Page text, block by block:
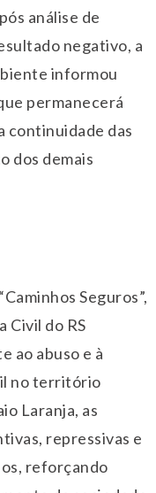
análise de
negativo, a
informou
permanecerá
continuidade das
dos demais
Seguros”,
Civil do RS
ao abuso e à
no território
Laranja, as
repressivas e
reforçando